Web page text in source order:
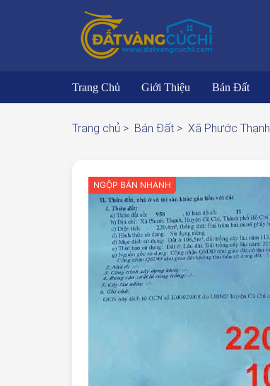
Trang Chủ Giới Thiệu Bán Đất
Trang chủ > Bán Đất > Xã Phước Thạnh
NGỘP BÁN NHANH